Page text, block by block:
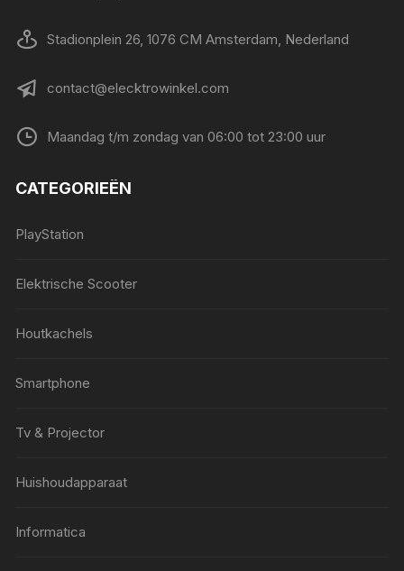
Stadionplein 26, 1076 CM Amsterdam, Nederland
contact@elecktrowinkel.com
Maandag t/m zondag van 06:00 tot 23:00 uur
CATEGORIEËN
PlayStation
Elektrische Scooter
Houtkachels
Smartphone
Tv & Projector
Huishoudapparaat
Informatica